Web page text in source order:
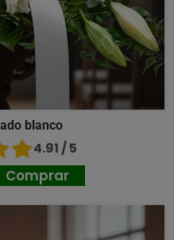
blanco
4.91 / 5
Comprar